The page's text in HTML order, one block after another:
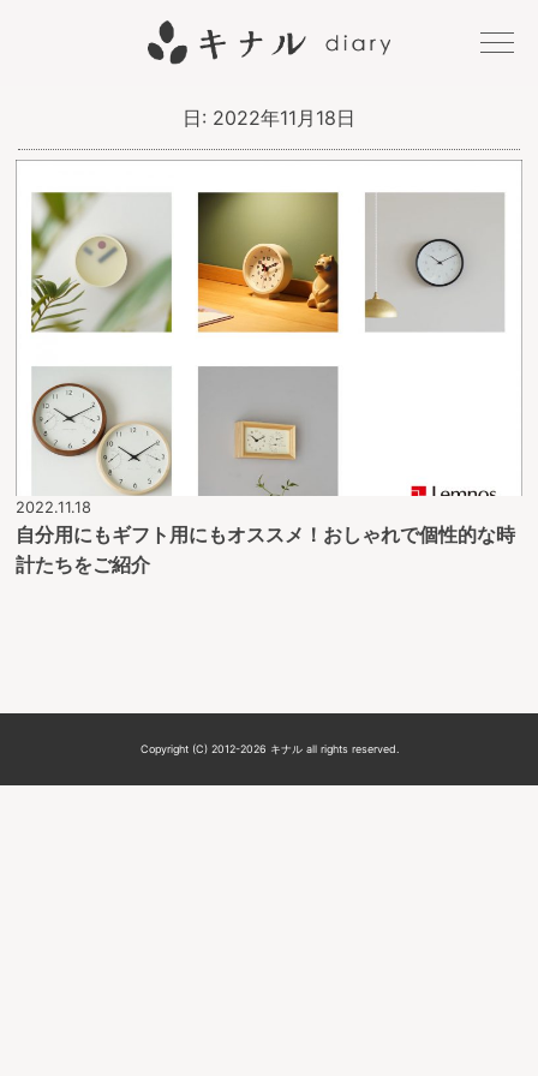
キナル
diary
日: 2022年11月18日
2022.11.18
自分用にもギフト用にもオススメ！おしゃれで個性的な時
計たちをご紹介
Copyright (C) 2012-2026 キナル all rights reserved.